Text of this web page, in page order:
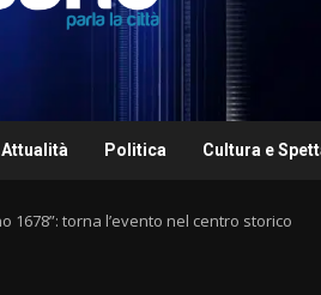
Attualità Politica Cultura e
1678”: torna l’evento nel centro storico